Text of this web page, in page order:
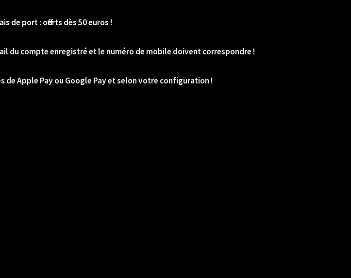
de port : offerts dès 50 euros !
du compte enregistré et le numéro de mobile doivent correspondre !
Apple Pay ou Google Pay et selon votre configuration !